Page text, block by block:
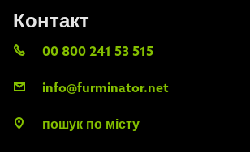
Контакт
00 800 241 53 515
info@furminator.net
пошук по місту